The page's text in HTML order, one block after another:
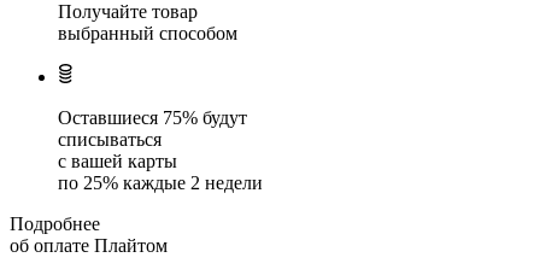
Получайте товар
выбранный способом
Оставшиеся 75% будут
списываться
с вашей карты
по 25% каждые 2 недели
Подробнее
об оплате Плайтом